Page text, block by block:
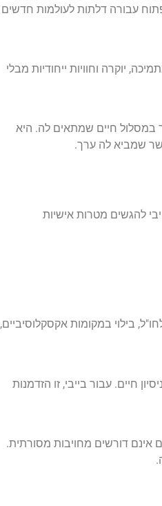
עבורה דלתות לעולמות חדשים
יוקרה וחוויות ייחודיות מבלי
במסלול חיים שמתאים לה. היא
שמביא לה ערך.
להגשים מטרות אישיות
בילוי במקומות אקסקלוסיביים,
חיים. עבור בייבי, זו הזדמנות
אינם דורשים מחויבות מסורתית.